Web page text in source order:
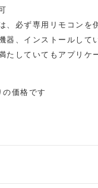
必ず専用リモコンを
器、インストールして
たしていてもアプリケ
の価格です